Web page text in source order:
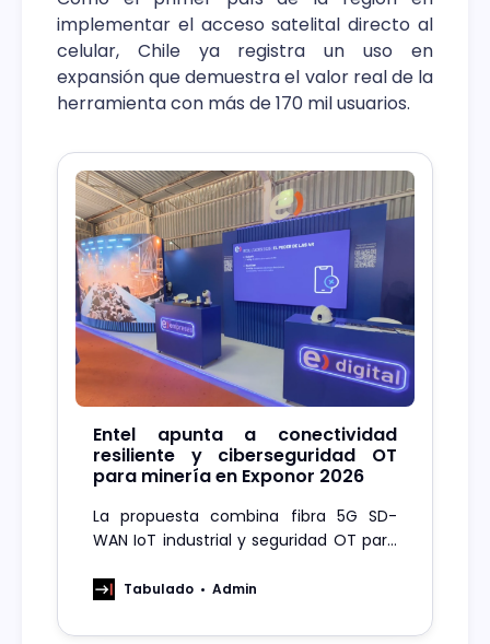
implementar el acceso satelital directo al
celular, Chile ya registra un uso en
expansión que demuestra el valor real de la
herramienta con más de 170 mil usuarios.
Entel apunta a conectividad
resiliente y ciberseguridad OT
para minería en Exponor 2026
La propuesta combina fibra 5G SD-
WAN IoT industrial y seguridad OT para
mineras conectadas
Tabulado Admin